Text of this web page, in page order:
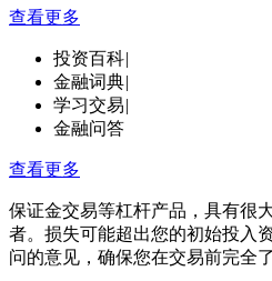
查看更多
投资百科|
金融词典|
学习交易|
金融问答
查看更多
保证金交易等杠杆产品，具有很
者。损失可能超出您的初始投入
问的意见，确保您在交易前完全